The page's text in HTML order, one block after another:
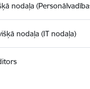
nodaļa
nodaļa (IT nodaļa)